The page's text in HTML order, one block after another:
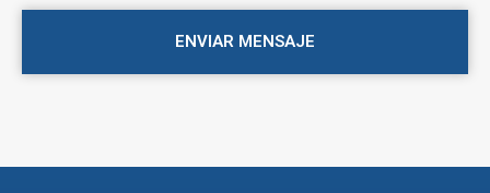
ENVIAR MENSAJE